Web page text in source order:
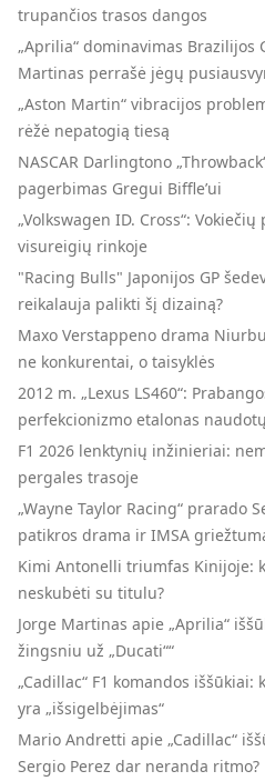
trupančios trasos dangos
„Aprilia“ dominavimas Brazilijos
Martinas perrašė jėgų
„Aston Martin“ vibracijos
rėžė nepatogią tiesą
NASCAR Darlingtono
pagerbimas Gregui Biffle’ui
„Volkswagen ID. Cross“:
visureigių rinkoje
"Racing Bulls" Japonijos GP
reikalauja palikti šį dizainą?
Maxo Verstappeno drama
ne konkurentai, o taisyklės
2012 m. „Lexus LS460“:
perfekcionizmo etalonas
F1 2026 lenktynių inžinieriai:
pergales trasoje
„Wayne Taylor Racing“ prarado
patikros drama ir IMSA
Kimi Antonelli triumfas Kinijoje:
neskubėti su titulu?
Jorge Martinas apie „Aprilia“
žingsniu už „Ducati““
„Cadillac“ F1 komandos
yra „išsigelbėjimas“
Mario Andretti apie „Cadillac“
Sergio Perez dar neranda ritmo?